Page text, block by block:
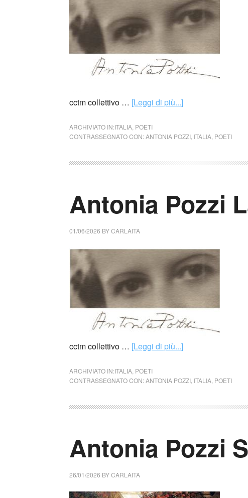
cctm collettivo … [Leggi di più...]
ARCHIVIATO IN:ITALIA POETI
CONTRASSEGNATO CON:ANTONIA POZZI ITALIA POETI
Antonia Pozzi
01/06/2026 BYCARLAITA
cctm collettivo … [Leggi di più...]
ARCHIVIATO IN:ITALIA POETI
CONTRASSEGNATO CON:ANTONIA POZZI ITALIA POETI
Antonia Pozzi
26/01/2026 BYCARLAITA